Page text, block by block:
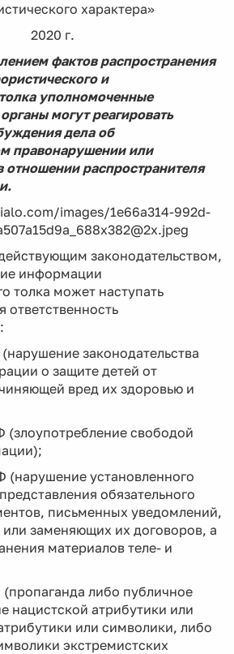
характера»
2020 г.
фактов распространения
и
уполномоченные
могут реагировать
дела об
правонарушении или
отношении распространителя
законодательством,
информации
толка может наступать
ответственность
законодательства
о защите детей от
вред их здоровью и
(злоупотребление свободой
(нарушение установленного
обязательного
письменных уведомлений,
или заменяющих их договоров, а
материалов теле- и
либо публичное
нацистской атрибутики или
или символики, либо
экстремистских